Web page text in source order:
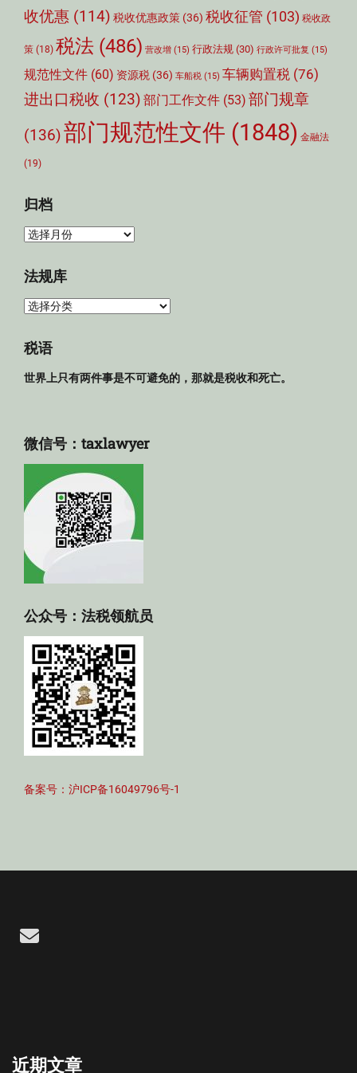
收优惠 (114) 税收优惠政策 (36) 税收征管 (103) 税收政
策 (18) 税法 (486) 营改增 (15) 行政法规 (30) 行政许可批复 (15)
规范性文件 (60) 资源税 (36) 车船税 (15) 车辆购置税 (76)
进出口税收 (123) 部门工作文件 (53) 部门规章
(136)部门规范性文件 (1848) 金融法
(19)
归档
归
法规库
法
库
税语
世界上只有两件事是不可避免的，那就是税收和死亡。
微信号：taxlawyer
公众号：法税领航员
备案号：沪ICP备16049796号-1
Email
近期文章